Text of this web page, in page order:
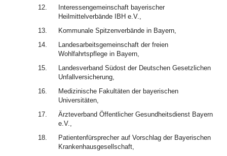
12.
Interessengemeinschaft bayerischer
Heilmittelverbände IBH e.V.,
13.
Kommunale Spitzenverbände in Bayern,
14.
Landesarbeitsgemeinschaft der freien
Wohlfahrtspflege in Bayern,
15.
Landesverband Südost der Deutschen Gesetzlichen
Unfallversicherung,
16.
Medizinische Fakultäten der bayerischen
Universitäten,
17.
Ärzteverband Öffentlicher Gesundheitsdienst Bayern
e.V.,
18.
Patientenfürsprecher auf Vorschlag der Bayerischen
Krankenhausgesellschaft,